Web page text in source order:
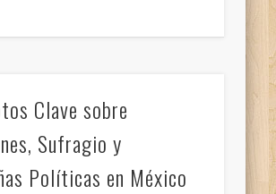
Clave sobre
Sufragio y
Políticas en México